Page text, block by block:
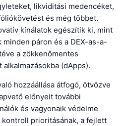
likviditási medencéket,
és még többet.
kínálatok egészítik ki, mint
páron és a DEX-as-a-
a zökkenőmentes
(dApps).
hozzáállása átfogó, ötvözve
előnyeit további
és vagyonaik védelme
prioritásának, a fejlett